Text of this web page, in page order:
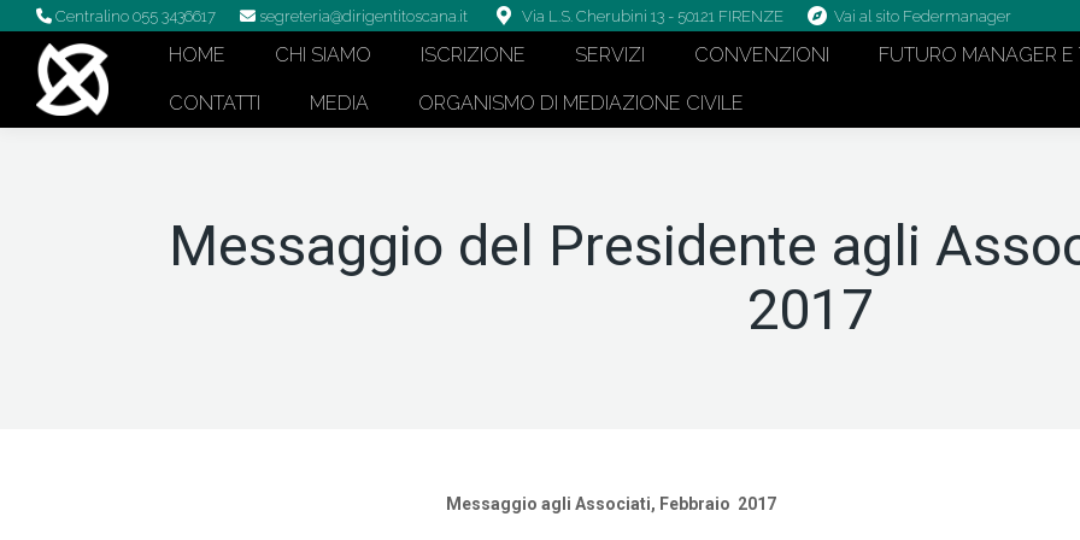
Centralino 055 3436617 segreteria@dirigentitoscana.it Via L.S. Cherubini 13 - 50121 FIRENZE Vai al sito Federmanager
HOME CHI SIAMO ISCRIZIONE SERVIZI CONVENZIONI FUTURO MANAGER E
CONTATTI MEDIA ORGANISMO DI MEDIAZIONE CIVILE
Messaggio del Presidente agli
2017
Messaggio agli Associati, Febbraio 2017